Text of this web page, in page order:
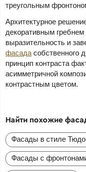
треугольным
Архитектурное
декоративным
выразительность и
фасада собственного
принцип контраста
асимметричной
контрастным цветом.
Найти похожие
Фасады в стиле
Фасады с